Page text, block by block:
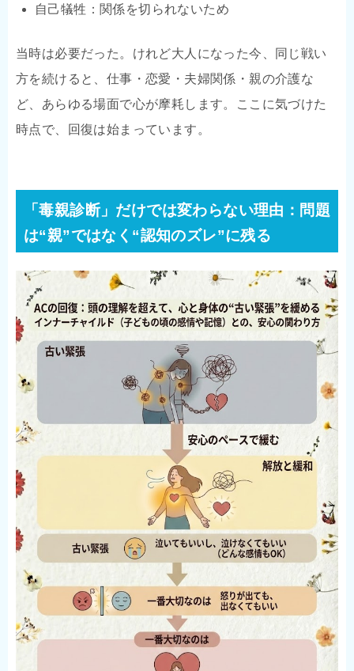
自己犠牲：関係を切られないため
当時は必要だった。けれど大人になった今、同じ戦い
方を続けると、仕事・恋愛・夫婦関係・親の介護な
ど、あらゆる場面で心が摩耗します。ここに気づけた
時点で、回復は始まっています。
「毒親診断」だけでは変わらない理由：問題
は“親”ではなく“認知のズレ”に残る